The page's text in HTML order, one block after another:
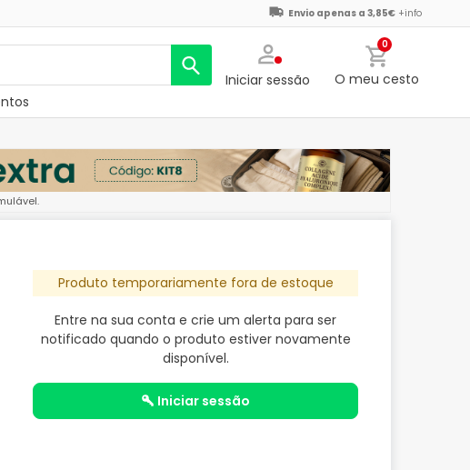
Envio apenas a 3,85€ +info
Iniciar sessão
0
O meu cesto
Produto temporariamente fora de estoque
Entre na sua conta e crie um alerta para ser
notificado quando o produto estiver novamente
disponível.
iniciar sessão